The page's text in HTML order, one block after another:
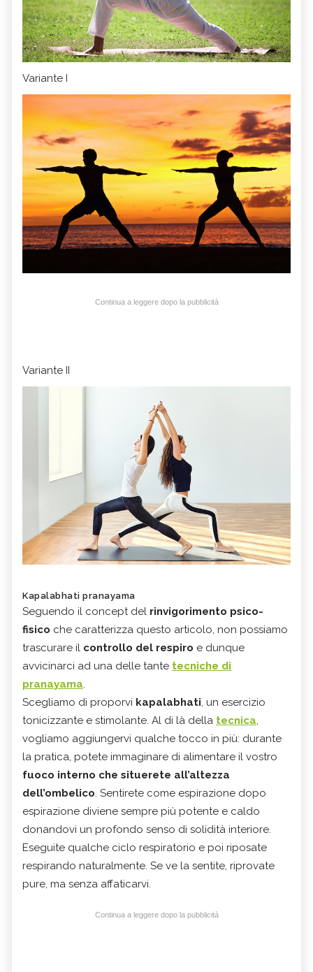
Variante I
Continua a leggere dopo la pubblicità
Variante II
Kapalabhati pranayama
Seguendo il concept del rinvigorimento psico-
fisico che caratterizza questo articolo, non possiamo
trascurare il controllo del respiro e dunque
avvicinarci ad una delle tante tecniche di
pranayama
Scegliamo di proporvi kapalabhati , un esercizio
tonicizzante e stimolante. Al di là della tecnica
vogliamo aggiungervi qualche tocco in più: durante
la pratica, potete immaginare di alimentare il vostro
fuoco interno che situerete all’altezza
dell’ombelico . Sentirete come espirazione dopo
espirazione diviene sempre più potente e caldo
donandovi un profondo senso di solidità interiore.
Eseguite qualche ciclo respiratorio e poi riposate
respirando naturalmente. Se ve la sentite, riprovate
pure, ma senza affaticarvi.
Continua a leggere dopo la pubblicità